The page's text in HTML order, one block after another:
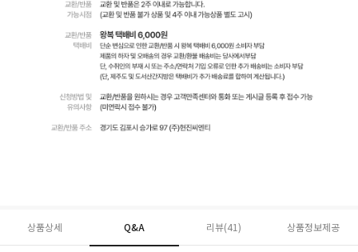
상품상세 Q&A 리뷰(41) 상품정보제공